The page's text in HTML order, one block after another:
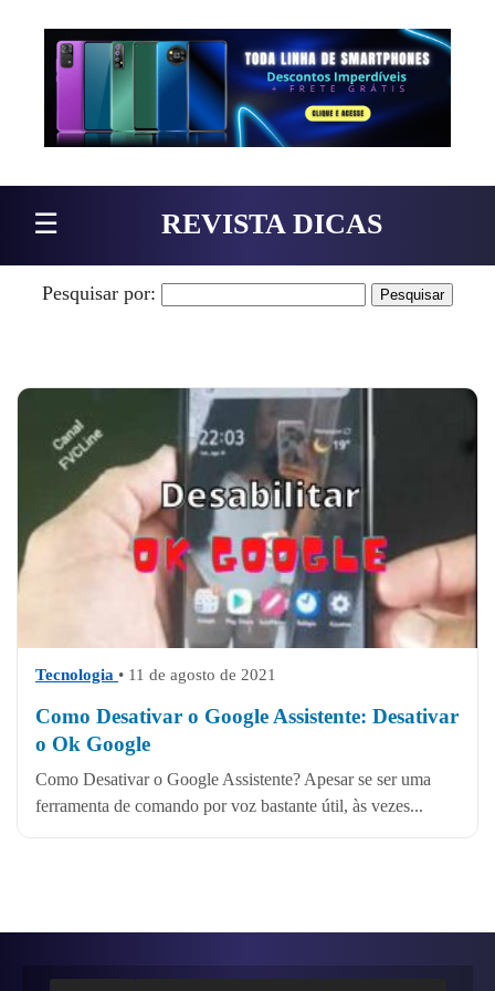
Pular para o conteúdo
☰ REVISTA DICAS
Pesquisar por:
Tecnologia • 11 de agosto de 2021
Como Desativar o Google Assistente: Desativar
o Ok Google
Como Desativar o Google Assistente? Apesar se ser uma
ferramenta de comando por voz bastante útil, às vezes...